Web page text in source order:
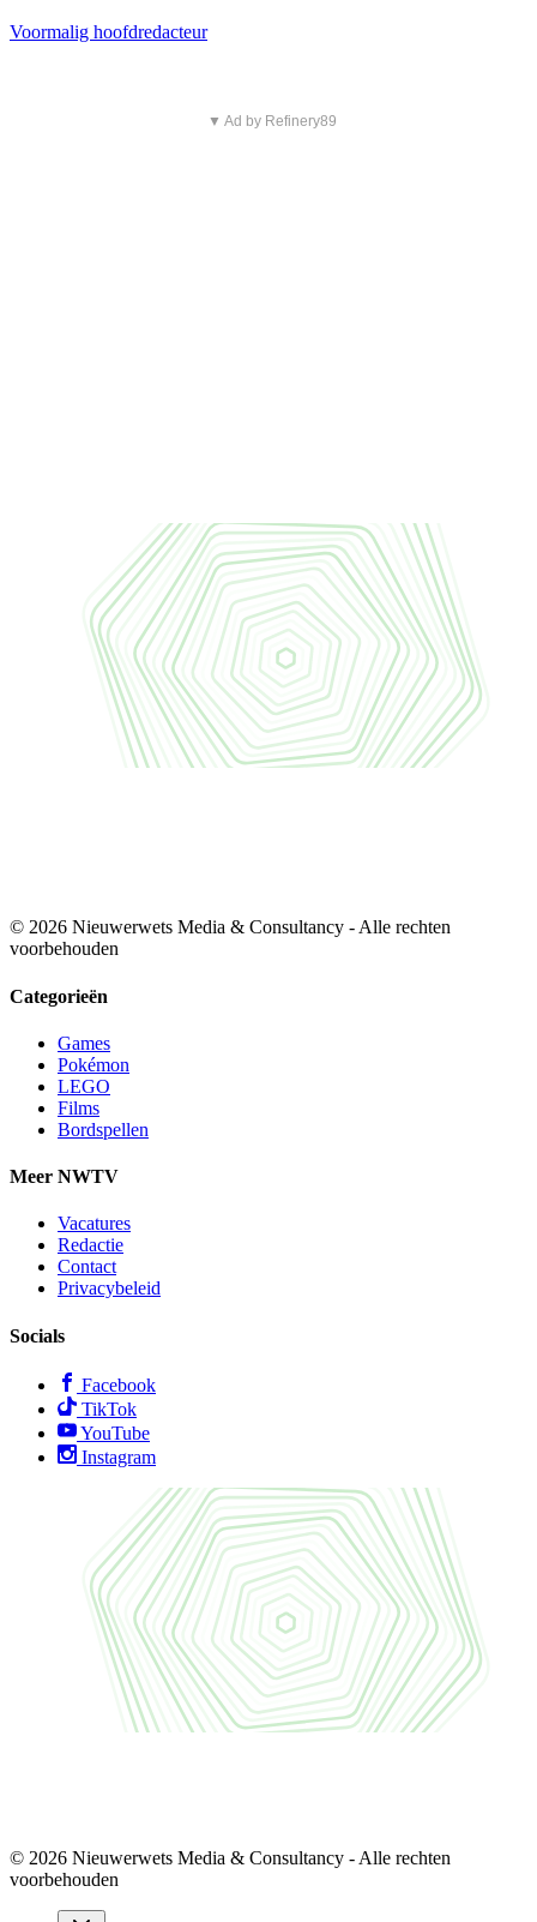
Voormalig hoofdredacteur
▼ Ad by Refinery89
© 2026 Nieuwerwets Media & Consultancy - Alle rechten
voorbehouden
Categorieën
Games
Pokémon
LEGO
Films
Bordspellen
Meer NWTV
Vacatures
Redactie
Contact
Privacybeleid
Socials
Facebook
TikTok
YouTube
Instagram
© 2026 Nieuwerwets Media & Consultancy - Alle rechten
voorbehouden